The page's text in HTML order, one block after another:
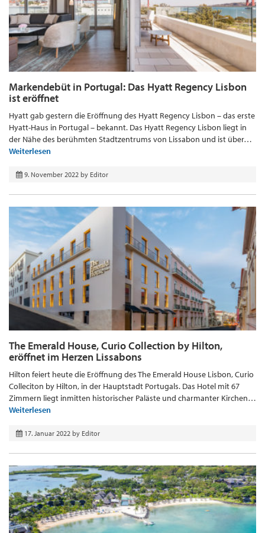
Markendebüt in Portugal: Das Hyatt Regency Lisbon
ist eröffnet
Hyatt gab gestern die Eröffnung des Hyatt Regency Lisbon – das erste
Hyatt-Haus in Portugal – bekannt. Das Hyatt Regency Lisbon liegt in
der Nähe des berühmten Stadtzentrums von Lissabon und ist über…
Weiterlesen
9. November 2022 by Editor
The Emerald House, Curio Collection by Hilton,
eröffnet im Herzen Lissabons
Hilton feiert heute die Eröffnung des The Emerald House Lisbon, Curio
Colleciton by Hilton, in der Hauptstadt Portugals. Das Hotel mit 67
Zimmern liegt inmitten historischer Paläste und charmanter Kirchen…
Weiterlesen
17. Januar 2022 by Editor